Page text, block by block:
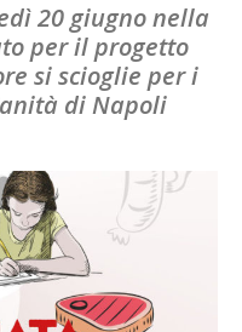
20 giugno nella
per il progetto
si scioglie per i
di Napoli